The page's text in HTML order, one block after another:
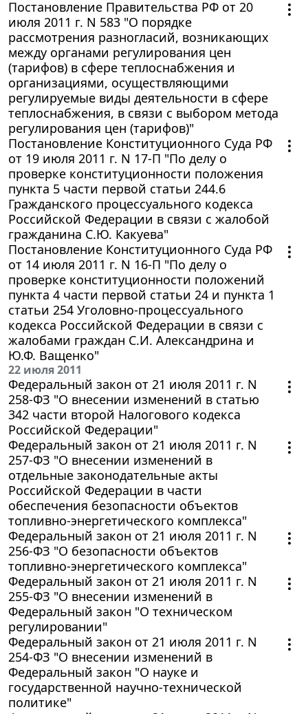
Постановление Правительства РФ от 20
июля 2011 г. N 583 "О порядке
рассмотрения разногласий, возникающих
между органами регулирования цен
(тарифов) в сфере теплоснабжения и
организациями, осуществляющими
регулируемые виды деятельности в сфере
теплоснабжения, в связи с выбором метода
регулирования цен (тарифов)"
Постановление Конституционного Суда РФ
от 19 июля 2011 г. N 17-П "По делу о
проверке конституционности положения
пункта 5 части первой статьи 244.6
Гражданского процессуального кодекса
Российской Федерации в связи с жалобой
гражданина С.Ю. Какуева"
Постановление Конституционного Суда РФ
от 14 июля 2011 г. N 16-П "По делу о
проверке конституционности положений
пункта 4 части первой статьи 24 и пункта 1
статьи 254 Уголовно-процессуального
кодекса Российской Федерации в связи с
жалобами граждан С.И. Александрина и
Ю.Ф. Ващенко"
22 июля 2011
Федеральный закон от 21 июля 2011 г. N
258-ФЗ "О внесении изменений в статью
342 части второй Налогового кодекса
Российской Федерации"
Федеральный закон от 21 июля 2011 г. N
257-ФЗ "О внесении изменений в
отдельные законодательные акты
Российской Федерации в части
обеспечения безопасности объектов
топливно-энергетического комплекса"
Федеральный закон от 21 июля 2011 г. N
256-ФЗ "О безопасности объектов
топливно-энергетического комплекса"
Федеральный закон от 21 июля 2011 г. N
255-ФЗ "О внесении изменений в
Федеральный закон "О техническом
регулировании"
Федеральный закон от 21 июля 2011 г. N
254-ФЗ "О внесении изменений в
Федеральный закон "О науке и
государственной научно-технической
политике"